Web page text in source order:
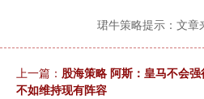
珺牛策略提示：文章
上一篇： 股海策略 阿斯：皇马不会
不如维持现有阵容